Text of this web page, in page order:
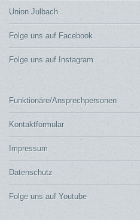
Union Julbach
Folge uns auf Facebook
Folge uns auf Instagram
Funktionäre/Ansprechpersonen
Kontaktformular
Impressum
Datenschutz
Folge uns auf Youtube